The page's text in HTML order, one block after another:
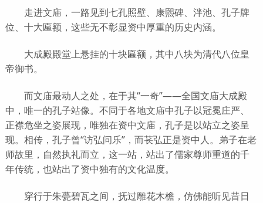
走进文庙，一路见到七孔照壁、康熙碑、泮池、孔子牌
位、十大匾额，这些无不彰显资中厚重的历史内涵。
大成殿殿堂上悬挂的十块匾额，其中八块为清代八位皇
帝御书。
而文庙最动人之处，在于其“一奇”——全国文庙大成殿
中，唯一的孔子站像。不同于各地文庙中孔子以冠冕庄严、
正襟危坐之姿展现，唯独在资中文庙，孔子是以站立之姿呈
现。相传，孔子曾“访弘问乐”，而苌弘正是资中人。弟子在老
师故里，自然执礼而立，这一站，站出了儒家尊师重道的千
年传统，也站出了资中独有的文化温度。
穿行于朱甍碧瓦之间，抚过雕花木檐，仿佛能听见昔日